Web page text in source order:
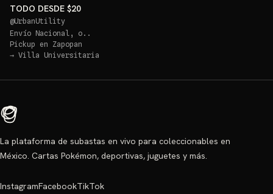
TODO DESDE $20
@UrbanUtility
Envío Nacional, o..
Pickup en Zapopan
→ Villa Universitaria
La plataforma de subastas en vivo para coleccionables en
México. Cartas Pokémon, deportivas, juguetes y más.
InstagramFacebookTikTok